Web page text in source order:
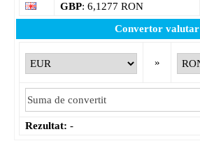
GBP: 6,1277 RON
Convertor valutar
»
Rezultat: -